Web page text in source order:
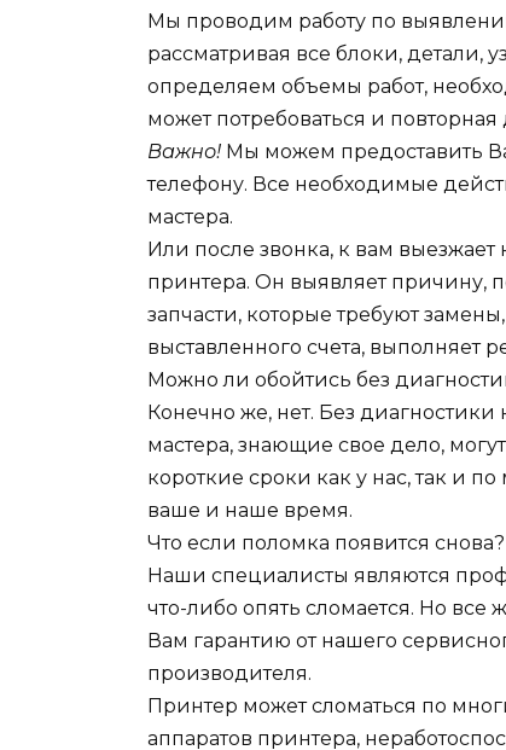
Мы проводим работу по
рассматривая все блоки, детали,
определяем объемы работ,
может потребоваться и повторная
Важно! Мы можем предоставить
телефону. Все необходимые
мастера.
Или после звонка, к вам
принтера. Он выявляет причину,
запчасти, которые требуют
выставленного счета, выполняет
Можно ли обойтись без
Конечно же, нет. Без
мастера, знающие свое дело,
короткие сроки как у нас, так и
ваше и наше время.
Что если поломка появится снова?
Наши специалисты являются
что-либо опять сломается. Но все
Вам гарантию от нашего
производителя.
Принтер может сломаться по
аппаратов принтера,